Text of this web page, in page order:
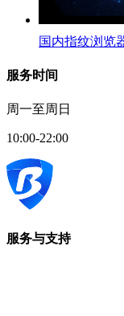
国内指纹浏览
服务时间
周一至周日
10:00-22:00
服务与支持